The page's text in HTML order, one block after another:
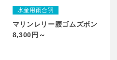
水産用雨合羽
マリンレリー腰ゴムズボン
8,300円～